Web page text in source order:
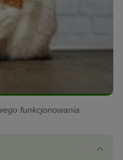
funkcjonowania